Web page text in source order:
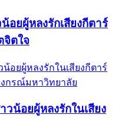
อยผู้หลงรักเสียงกีตาร์
จิตใจ
วน้อยผู้หลงรักในเสียง